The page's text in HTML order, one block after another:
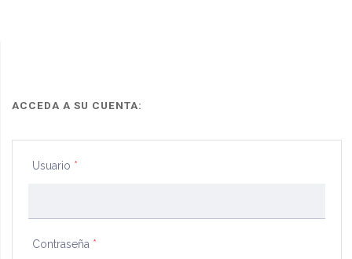
ACCEDA A SU CUENTA:
Usuario *
Contraseña *